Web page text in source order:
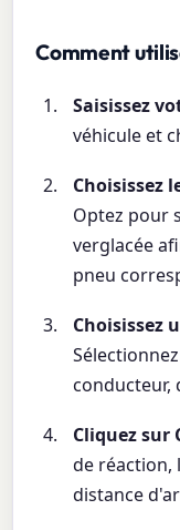
Comment
Saisissez
véhicule et
Choisissez
Optez pour
verglacée
pneu
Choisissez
conducteur,
Cliquez sur
de réaction,
distance